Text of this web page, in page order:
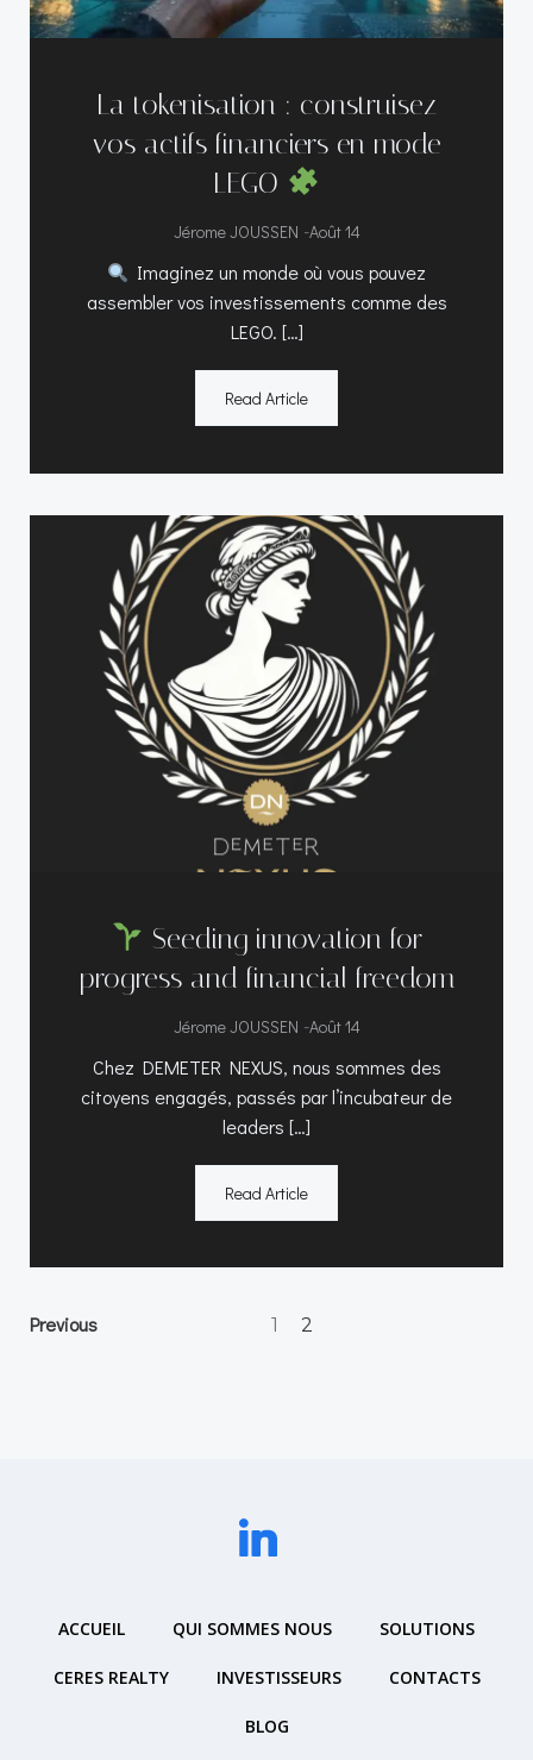
La tokenisation : construisez
vos actifs financiers en mode
LEGO
Jérome JOUSSEN -Août 14
Imaginez un monde où vous pouvez
assembler vos investissements comme des
LEGO. […]
Read Article
Seeding innovation for
progress and financial freedom
Jérome JOUSSEN -Août 14
Chez DEMETER NEXUS, nous sommes des
citoyens engagés, passés par l’incubateur de
leaders […]
Read Article
Posts
Previous Page
1 Page
2
ACCUEIL QUI SOMMES NOUS SOLUTIONS
CERES REALTY INVESTISSEURS CONTACTS
BLOG